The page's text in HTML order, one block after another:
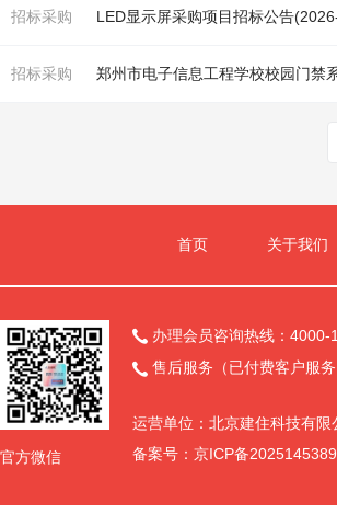
招标采购 LED显示屏采购项目招标公告
招标采购 郑州市电子信息工程学校校园门禁
首页 关于我们
官方微信
 办理会员咨询热线：4000-
 售后服务（已付费客户服
运营单位：北京建住科技有限
备案号： 京ICP备